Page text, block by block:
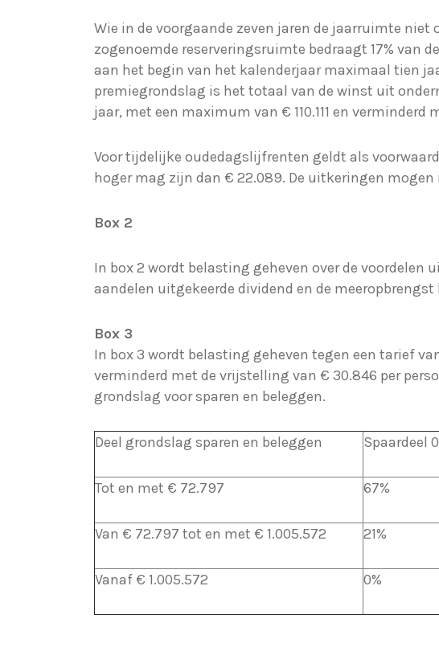
Wie in de voorgaande zeven jaren de jaarruimte
zogenoemde reserveringsruimte bedraagt 17% van
aan het begin van het kalenderjaar maximaal tien
premiegrondslag is het totaal van de winst uit
jaar, met een maximum van € 110.111 en
Voor tijdelijke oudedagslijfrenten geldt als
hoger mag zijn dan € 22.089. De uitkeringen
Box 2
In box 2 wordt belasting geheven over de
aandelen uitgekeerde dividend en de
Box 3
In box 3 wordt belasting geheven tegen een tarief
verminderd met de vrijstelling van € 30.846 per
grondslag voor sparen en beleggen.
Deel grondslag sparen en beleggen Spaardeel
Tot en met € 72.797 67%
Van € 72.797 tot en met € 1.005.572 21%
Vanaf € 1.005.572 0%